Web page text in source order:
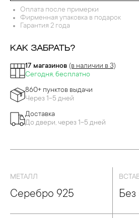
Оплата после примерки
Фирменная упаковка в подарок
Гарантия 2 года
КАК ЗАБРАТЬ?
17 магазинов (в наличии в 3)
Сегодня, бесплатно
860+ пунктов выдачи
Через 1-5 дней
Доставка
До двери, через 1-5 дней
МЕТАЛЛ
Серебро 925 Без